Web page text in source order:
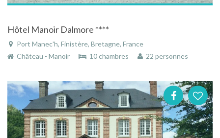
Hôtel Manoir Dalmore ****
Port Manec'h, Finistère, Bretagne, France
Château - Manoir
10 chambres 22 personnes